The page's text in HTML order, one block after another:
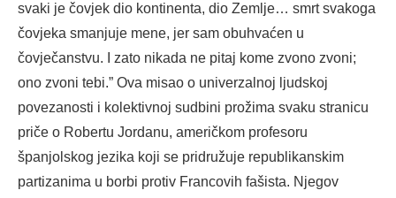
svaki je čovjek dio kontinenta, dio Zemlje… smrt svakoga
čovjeka smanjuje mene, jer sam obuhvaćen u
čovječanstvu. I zato nikada ne pitaj kome zvono zvoni;
ono zvoni tebi.” Ova misao o univerzalnoj ljudskoj
povezanosti i kolektivnoj sudbini prožima svaku stranicu
priče o Robertu Jordanu, američkom profesoru
španjolskog jezika koji se pridružuje republikanskim
partizanima u borbi protiv Francovih fašista. Njegov